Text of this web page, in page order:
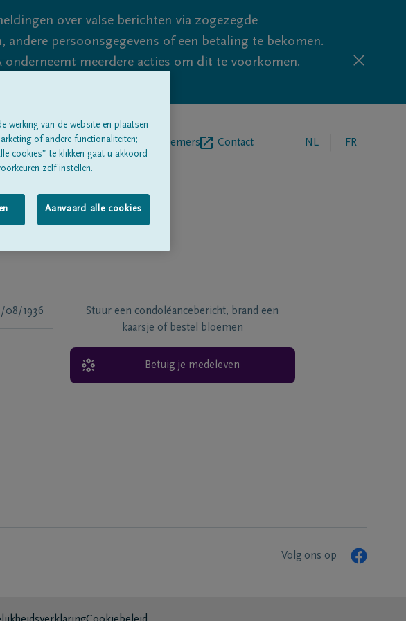
over valse berichten via zogezegde
persoonsgegevens of een betaling te bekomen.
meerdere acties om dit te voorkomen.
Over onsBegrafenisondernemers Contact NL FR
08/1936
Stuur een condoléancebericht, brand een
kaarsje of bestel bloemen
Betuig je medeleven
Volg ons op
werking van de website en plaatsen
of andere functionaliteiten;
cookies” te klikken gaat u akkoord
zelf instellen.
Aanvaard alle cookies